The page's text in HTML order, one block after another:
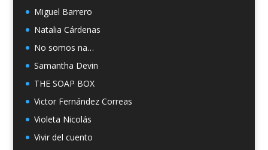
Miguel Barrero
Natalia Cárdenas
No somos na…
Samantha Devin
THE SOAP BOX
Victor Fernández Correas
Violeta Nicolás
Vivir del cuento